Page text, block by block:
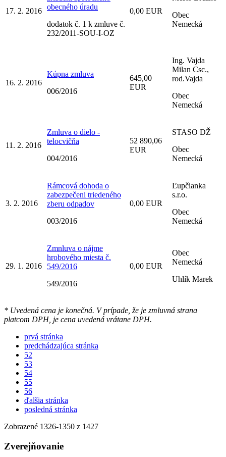
17. 2. 2016 obecného úradu
dodatok č. 1 k zmluve č.
232/2011-SOU-I-OZ
0,00 EUR
Obec
Nemecká
16. 2. 2016
Kúpna zmluva
006/2016
645,00
EUR
Ing. Vajda
Milan Csc.,
rod.Vajda
Obec
Nemecká
11. 2. 2016
Zmluva o dielo -
telocvičňa
004/2016
52 890,06
EUR
STASO DŽ
Obec
Nemecká
3. 2. 2016
Rámcová dohoda o
zabezpečeni triedeného
zberu odpadov
003/2016
0,00 EUR
Ľupčianka
s.r.o.
Obec
Nemecká
29. 1. 2016
Zmnluva o nájme
hrobového miesta č.
549/2016
549/2016
0,00 EUR
Obec
Nemecká
Uhlík Marek
* Uvedená cena je konečná. V prípade, že je zmluvná strana
platcom DPH, je cena uvedená vrátane DPH.
prvá stránka
predchádzajúca stránka
52
53
54
55
56
ďalšia stránka
posledná stránka
Zobrazené 1326-1350 z 1427
Zverejňovanie